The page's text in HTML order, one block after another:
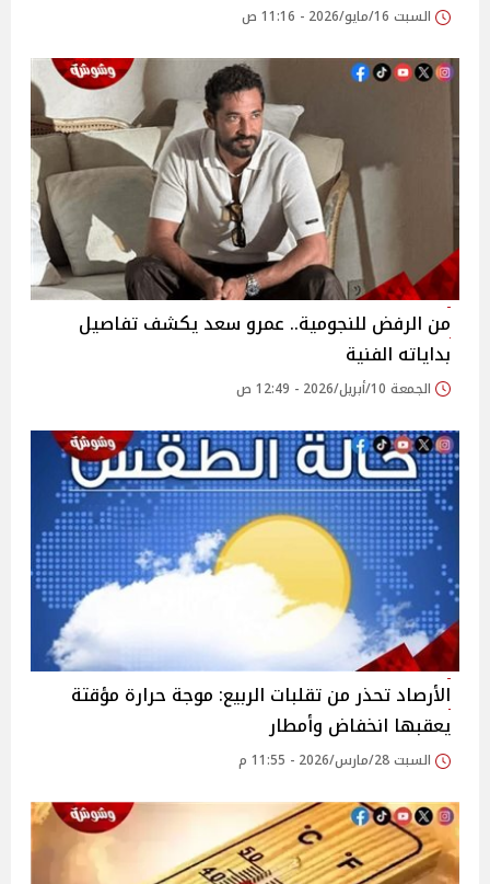
السبت 16/مايو/2026 - 11:16 ص
من الرفض للنجومية.. عمرو سعد يكشف تفاصيل
بداياته الفنية
الجمعة 10/أبريل/2026 - 12:49 ص
الأرصاد تحذر من تقلبات الربيع: موجة حرارة مؤقتة
يعقبها انخفاض وأمطار
السبت 28/مارس/2026 - 11:55 م